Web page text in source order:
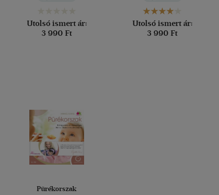
Utolsó ismert ár:
3 990 Ft
Utolsó ismert ár:
3 990 Ft
Pürékorszak